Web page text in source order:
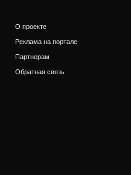
О проекте
Реклама на портале
Партнерам
Обратная связь